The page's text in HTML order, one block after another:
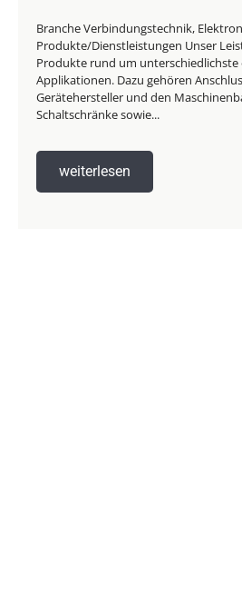
Branche Verbindungstechnik,
Produkte/Dienstleistungen Unser
Produkte rund um
Applikationen. Dazu gehören
Gerätehersteller und den
Schaltschränke sowie...
weiterlesen